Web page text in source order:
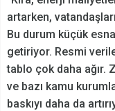
artarken,
Bu durum küçük
getiriyor. Resmi
tablo çok daha ağır.
ve bazı kamu
baskıyı daha da